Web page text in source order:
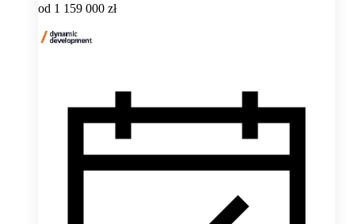
od 1 159 000 zł